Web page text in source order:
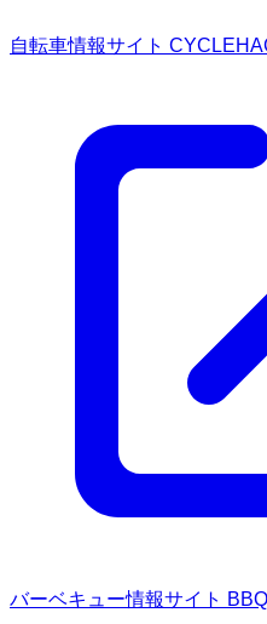
自転車情報サイト
バーベキュー情報サイト